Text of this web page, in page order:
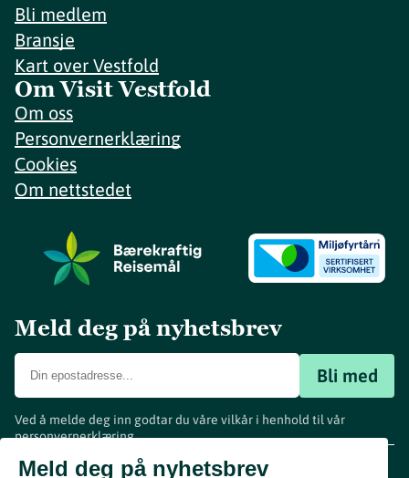
Bli medlem
Bransje
Kart over Vestfold
Om Visit Vestfold
Om oss
Personvernerklæring
Cookies
Om nettstedet
Meld deg på nyhetsbrev
Bli med
Ved å melde deg inn godtar du våre vilkår i henhold til vår
personvernerklæring.
Meld deg på nyhetsbrev
www.visitvestfold.com